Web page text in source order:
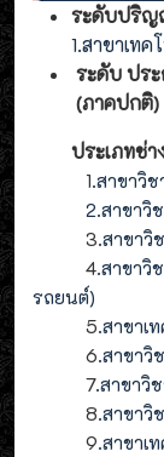
ระดับปริญ
1.สาขาเท
ระดับ ปร
(ภาคปกติ)
ประเภทช่
1.สาขาวิ
2.สาขาวิ
3.สาขาวิ
4.สาขาวิ
รถยนต์)
5.สาขาเ
6.สาขาวิ
7.สาขาวิ
8.สาขาวิ
9.สาขาเ